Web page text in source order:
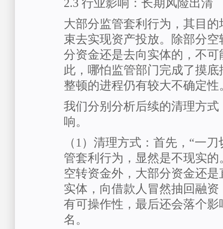
2.3 行业影响：长期风险出清
大部分监管套利行为，其目
束去实现资产投放。除部分
分资金还是去向实体的，不
此，哪怕监管部门完成了摸
整顿的进程仍有较大不确定性
我们分别分析后续的清理方
响。
（1）清理方式：首先，“一
管套利行为，显然是不现实
空转资金外，大部分资金还
实体，向借款人冒然抽回融
有可操作性，最后还会落个
名。